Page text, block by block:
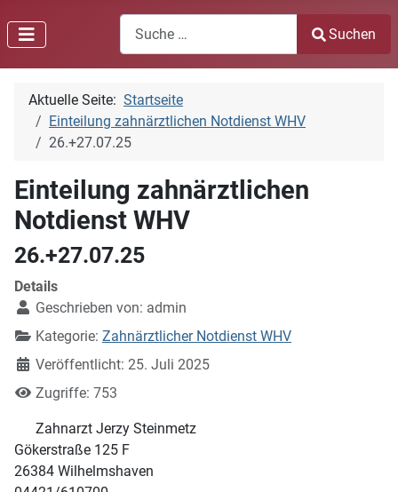
Search
Suchen
Aktuelle Seite: Startseite
Einteilung zahnärztlichen Notdienst WHV
26.+27.07.25
Einteilung zahnärztlichen
Notdienst WHV
26.+27.07.25
Details
Geschrieben von: admin
Kategorie: Zahnärztlicher Notdienst WHV
Veröffentlicht: 25. Juli 2025
Zugriffe: 753
Zahnarzt Jerzy Steinmetz
Gökerstraße 125 F
26384 Wilhelmshaven